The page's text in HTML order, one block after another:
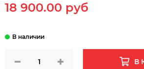
18 900.00 руб
В